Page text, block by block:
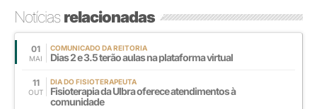
Notíciasrelacionadas
01
MAI
COMUNICADO DA REITORIA
Dias 2 e 3.5 terão aulas na plataforma virtual
11
OUT
DIA DO FISIOTERAPEUTA
Fisioterapia da Ulbra oferece atendimentos à
comunidade